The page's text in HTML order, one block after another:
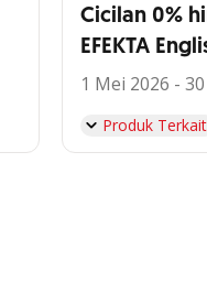
Cicilan 0%
EFEKTA
1 Mei 2026 -
Produk Terkait